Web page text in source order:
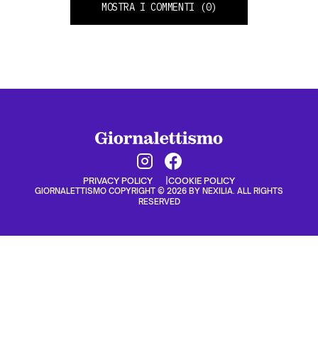
MOSTRA I COMMENTI (0)
PRIVACY POLICY COOKIE POLICY
GIORNALETTISMO COPYRIGHT © 2026 BY NEXILIA. ALL RIGHTS
RESERVED